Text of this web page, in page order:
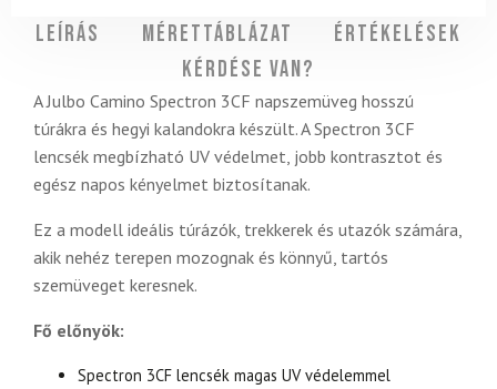
Leírás Mérettáblázat
Értékelések
Kérdése van?
A Julbo Camino Spectron 3CF napszemüveg hosszú
túrákra és hegyi kalandokra készült. A Spectron 3CF
lencsék megbízható UV védelmet, jobb kontrasztot és
egész napos kényelmet biztosítanak.
Ez a modell ideális túrázók, trekkerek és utazók számára,
akik nehéz terepen mozognak és könnyű, tartós
szemüveget keresnek.
Fő előnyök:
Spectron 3CF lencsék magas UV védelemmel